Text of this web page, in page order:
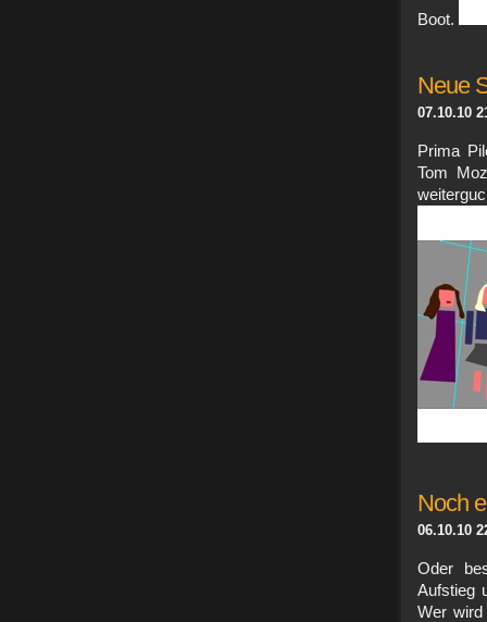
Boot.
Neue
07.10.10
Prima
Tom
Noch
06.10.10
Oder
Aufstieg
Wer wird